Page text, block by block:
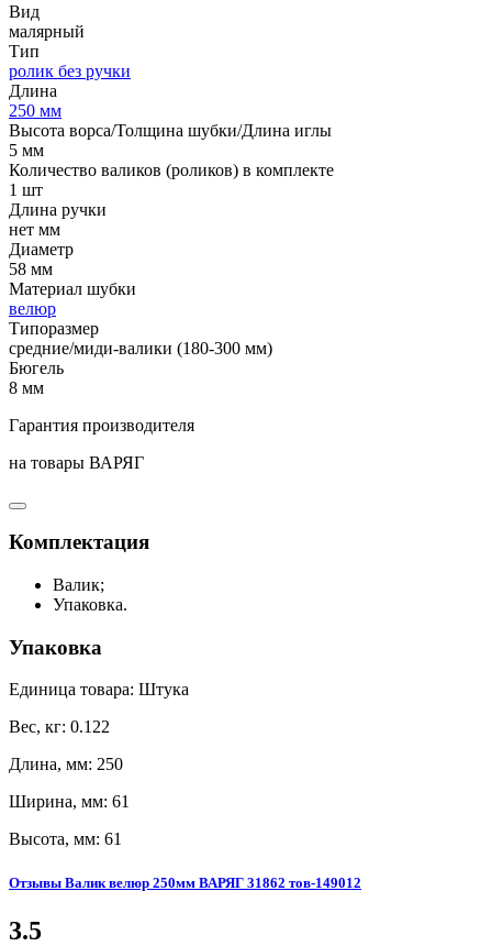
Вид
малярный
Тип
ролик без ручки
Длина
250 мм
Высота ворса/Толщина шубки/Длина иглы
5 мм
Количество валиков (роликов) в комплекте
1 шт
Длина ручки
нет мм
Диаметр
58 мм
Материал шубки
велюр
Типоразмер
средние/миди-валики (180-300 мм)
Бюгель
8 мм
Гарантия производителя
на товары ВАРЯГ
Комплектация
Валик;
Упаковка.
Упаковка
Единица товара: Штука
Вес, кг: 0.122
Длина, мм: 250
Ширина, мм: 61
Высота, мм: 61
Отзывы Валик велюр 250мм ВАРЯГ 31862 тов-149012
3.5